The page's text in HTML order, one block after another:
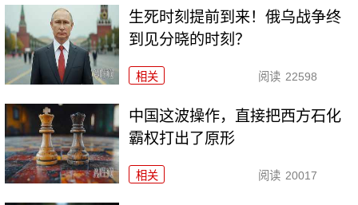
生死时刻提前到来！俄乌战争终
到见分晓的时刻？
相关 阅读 22598
中国这波操作，直接把西方石化
霸权打出了原形
相关 阅读 20017